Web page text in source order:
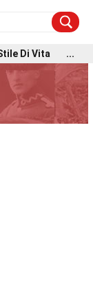
Di Vita ...